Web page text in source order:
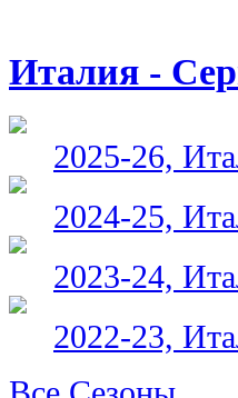
Италия -
2025-26,
2024-25,
2023-24,
2022-23,